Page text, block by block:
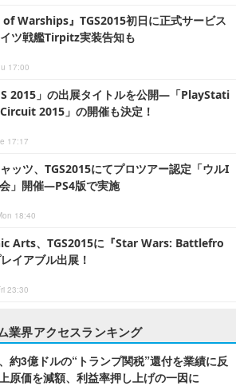
of Warships』TGS2015初日に正式サービス
ツ戦艦Tirpitz実装告知も
17:00
2015」の出展タイトルを公開―「PlayStati
2015」の開催も決定！
17:17
ッツ、TGS2015にてプロツアー認定「ウルI
」開催―PS4版で実施
18:40
Arts、TGS2015に『Star Wars: Battlefro
イアブル出展！
23:30
業界アクセスランキング
約3億ドルの“トランプ関税”還付を業績に反
原価を減額、利益率押し上げの一因に